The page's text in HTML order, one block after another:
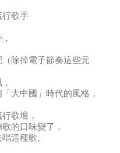
行歌手
除掉電子節奏這些元
大中國」時代的風格，
歌壇，
的口味變了，
這種歌。